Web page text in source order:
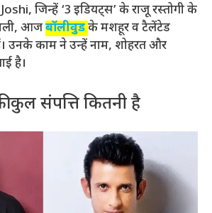
जिन्हें ‘3 इडियट्स’ के राजू रस्तोगी के
आजबॉलीवुडके मशहूर व टैलेंटेड
उनके काम ने उन्हें नाम, शोहरत और
है।
कुल संपत्ति कितनी है